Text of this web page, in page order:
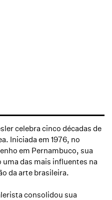
celebra cinco décadas de
Iniciada em 1976, no
em Pernambuco, sua
das mais influentes na
da arte brasileira.
consolidou sua